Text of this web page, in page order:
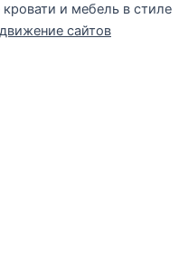
и мебель в стиле
сайтов